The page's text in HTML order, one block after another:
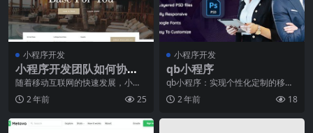
小程序开发
小程序开发团队如何协
作：高效开发流程与管理
方法
随着移动互联网的快速发展，小程
序已经成为了越来越多企业和个人
开发者的首选平台。然
2 年前 25
小程序开发
qb小程序
qb小程序：实现个性化定制的移动
应用平台【导言】qb小程序是一款
基于移动互联网技
2 年前 18